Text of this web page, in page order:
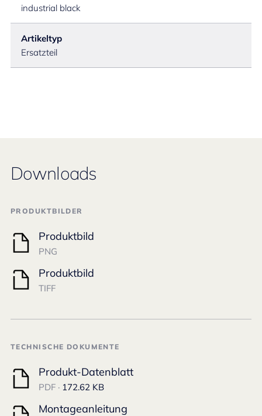
industrial black
Artikeltyp
Ersatzteil
Downloads
PRODUKTBILDER
Produktbild
PNG
Produktbild
TIFF
TECHNISCHE DOKUMENTE
Produkt-Datenblatt
PDF · 172.62 KB
Montageanleitung